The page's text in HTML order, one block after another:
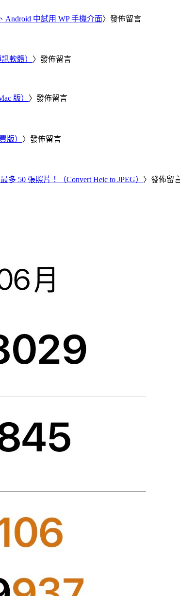
Android 中試用 WP 手機介面〉發佈留言
軟體） 〉發佈留言
版） 〉發佈留言
版） 〉發佈留言
50 張照片！（Convert Heic to JPEG） 〉發佈留